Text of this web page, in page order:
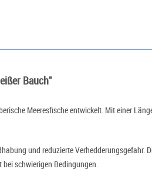
Bauch"
Meeresfische entwickelt. Mit einer
und reduzierte Verhedderungsgefahr.
schwierigen Bedingungen.